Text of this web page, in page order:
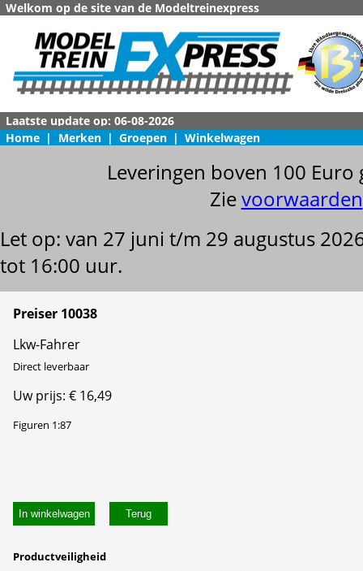
Welkom op de site van de Modeltreinexpress
Home | Merken | Groepen | Winkelwagen
Leveringen boven 100
Zievoorwaarden
Let op: van 27 juni t/m 29 augustus
tot 16:00 uur.
Preiser 10038
Lkw-Fahrer
Direct leverbaar
Uw prijs: € 16,49
Figuren 1:87
In winkelwagen
Productveiligheid